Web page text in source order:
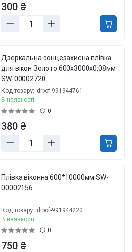
300 ₴
Дзеркальна сонцезахисна плівка
для вікон Золото 600х3000х0,08мм
SW-00002720
Код товару: drpof-991944761
В наявності
0
380 ₴
Плівка віконна 600*10000мм SW-
00002156
Код товару: drpof-991944220
В наявності
0
750 ₴